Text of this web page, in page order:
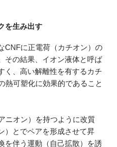
を生み出す
CNFに正電荷（カチオン）の
その結果、イオン液体と呼ば
く、高い解離性を有するカチ
熱可塑化に効果的であること
ニオン）を持つように改質
）とでペアを形成させて昇
を伴う運動（自己拡散）を誘